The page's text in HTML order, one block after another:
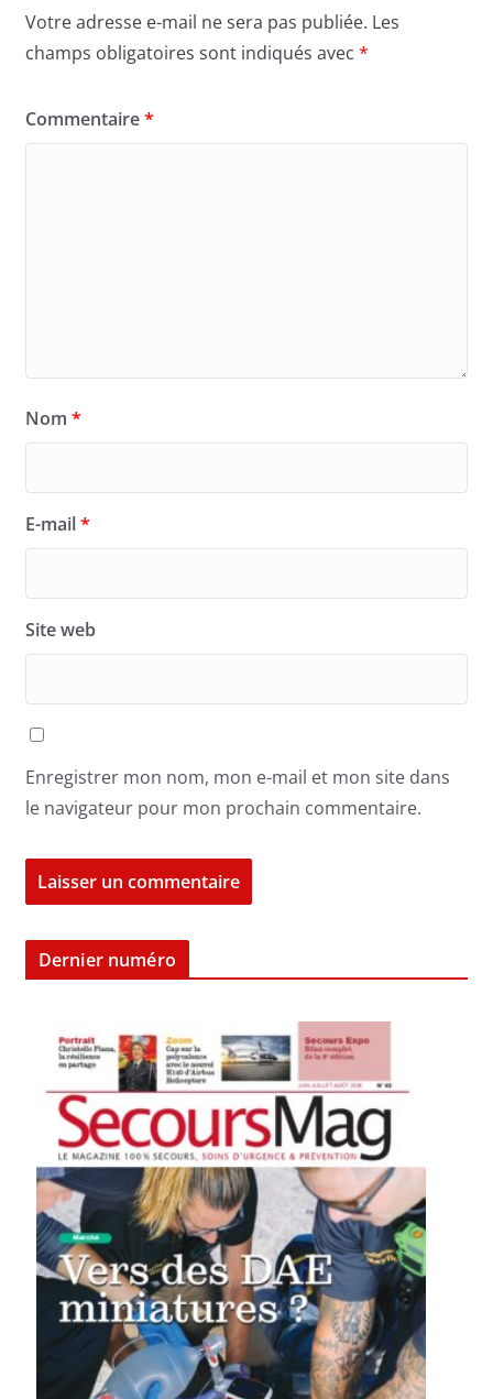
Votre adresse e-mail ne sera pas publiée. Les
champs obligatoires sont indiqués avec *
Commentaire*
Nom *
E-mail*
Site web
Enregistrer mon nom, mon e-mail et mon site dans
le navigateur pour mon prochain commentaire.
Dernier numéro